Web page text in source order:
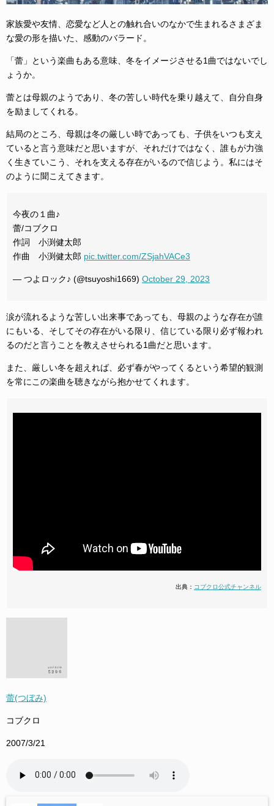
家族愛や友情、恋愛など人との触れ合いのなかで生まれるさまざま
な愛の形を描いた、感動のバラード。
「蕾」という楽曲もある意味、冬をイメージさせる1曲ではないでし
ょうか。
蕾とは母親のようであり、冬の苦しい時代を乗り越えて、自分自身
を励ましてくれる。
結局のところ、母親は冬の厳しい時であっても、子供をいつも支え
ていると言う意味だと思いますが、それだけではなく、誰もが力強
く生きていこう、それを支える存在がいるので信じよう。私にはそ
のように聞こえてきます。
今夜の１曲♪
蕾/コブクロ
作詞 小渕健太郎
作曲 小渕健太郎 pic.twitter.com/ZSjahVACe3
— つよロック♪ (@tsuyoshi1669) October 29, 2023
涙が流れるような苦しい出来事であっても、母親のような存在が誰
にもいる、そしてその存在がいる限り、信じている限り必ず報われ
るのだと言うことを教えさせられる1曲だと思います。
また、厳しい冬を超えれば、必ず春がやってくるという希望的観測
を常にこの楽曲を聴きながら抱かせてくれます。
出典： コブクロ公式チャンネル
蕾(つぼみ)
コブクロ
2007/3/21